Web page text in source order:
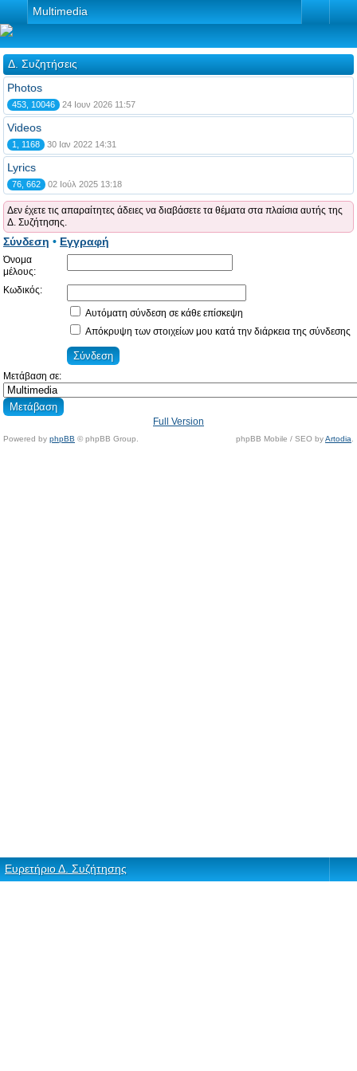
Multimedia
Δ. Συζητήσεις
Photos
453, 10046 24 Ιουν 2026 11:57
Videos
1, 1168 30 Ιαν 2022 14:31
Lyrics
76, 662 02 Ιούλ 2025 13:18
Δεν έχετε τις απαραίτητες άδειες να διαβάσετε τα θέματα στα πλαίσια αυτής της
Δ. Συζήτησης.
Σύνδεση • Εγγραφή
Όνομα
μέλους:
Κωδικός:
Αυτόματη σύνδεση σε κάθε επίσκεψη
Απόκρυψη των στοιχείων μου κατά την διάρκεια της σύνδεσης
Μετάβαση σε:
Full Version
Powered by phpBB © phpBB Group. phpBB Mobile / SEO byArtodia
Ευρετήριο Δ. Συζήτησης